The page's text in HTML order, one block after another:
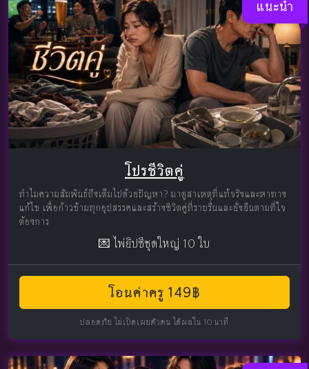
แนะนำ
โปรชีวิตคู่
ทำไมความสัมพันธ์ถึงเต็มไปด้วยปัญหา? มาดูสาเหตุที่แท้จริงและหาทาง
แก้ไข เพื่อก้าวข้ามทุกอุปสรรคและสร้างชีวิตคู่ที่ราบรื่นและยั่งยืนตามที่ใจ
ต้องการ
💌 ไพ่ยิปซีชุดใหญ่ 10 ใบ
โอนค่าครู 149฿
ปลอดภัย ไม่เปิดเผยตัวตน ได้ผลใน 10 นาที